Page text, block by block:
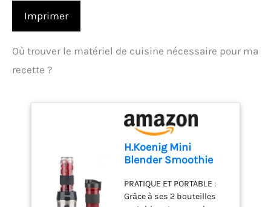
Imprimer
Où trouver le matériel de cuisine nécessaire pour ma
recette ?
H.Koenig Mini
Blender Smoothie
570ml, 300W, 4
Lames Inox, sans
PRATIQUE ET PORTABLE :
Grâce à ses 2 bouteilles